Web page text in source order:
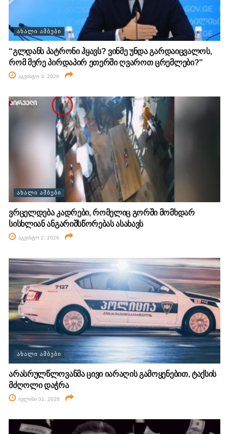
ᲐᲮᲐᲚᲘ ᲐᲛᲑᲔᲑᲘ
“გლდანს პატრონი ჰყავს? ვინმე უნდა გარდაიცვალოს,
რომ მერე პირდაპირ ეთერში ღვაროთ ცრემლები?”
აგვისტო 3, 2026
ᲐᲮᲐᲚᲘ ᲐᲛᲑᲔᲑᲘ
ვრცელდება კადრები, რომელიც გორში მომხდარ
სისხლიან ანგარიშსწორებას ასახავს
აგვისტო 2, 2026
ᲐᲮᲐᲚᲘ ᲐᲛᲑᲔᲑᲘ
არასრულწლოვანმა ცივი იარაღის გამოყენებით, ტაქსის
მძღოლი დაჭრა
ივლისი 31, 2026